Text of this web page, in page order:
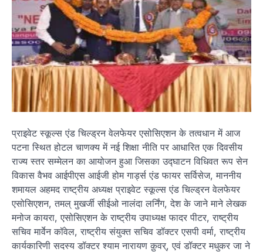
प्राइवेट स्कूल्स एंड चिल्ड्रन वेलफेयर एसोसिएशन के तत्वधान में आज
पटना स्थित होटल चाणक्य में नई शिक्षा नीति पर आधारित एक दिवसीय
राज्य स्तर सम्मेलन का आयोजन हुआ जिसका उद्घाटन विधिवत रूप सेन
विकास वैभव आईपीएस आईजी होम गार्ड्स एंड फायर सर्विसेज, माननीय
शमायल अहमद राष्ट्रीय अध्यक्ष प्राइवेट स्कूल्स एंड चिल्ड्रन वेलफेयर
एसोसिएशन, तमल् मुखर्जी सीईओ नालंदा लर्निंग, देश के जाने माने लेखक
मनोज कायरा, एसोसिएशन के राष्ट्रीय उपाध्यक्ष फादर पीटर, राष्ट्रीय
सचिव मार्वेन कॉवेल, राष्ट्रीय संयुक्त सचिव डॉक्टर एसपी वर्मा, राष्ट्रीय
कार्यकारिणी सदस्य डॉक्टर श्याम नारायण क़ुवर्, एवं डॉक्टर मधुकर जा ने